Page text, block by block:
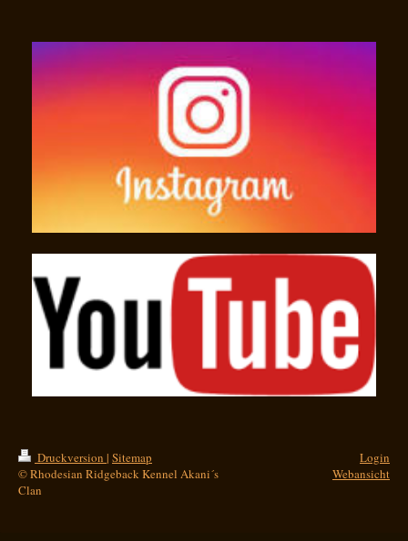
Druckversion | Sitemap
© Rhodesian Ridgeback Kennel Akani´s
Clan
Login
Webansicht